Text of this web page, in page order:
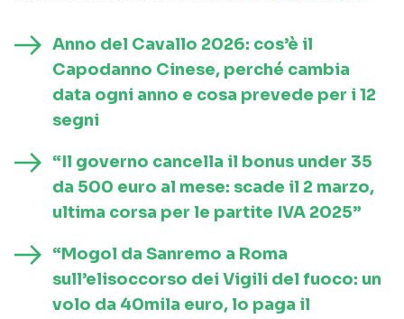
Anno del Cavallo 2026: cos’è il
Capodanno Cinese, perché cambia
data ogni anno e cosa prevede per i 12
segni
“Il governo cancella il bonus under 35
da 500 euro al mese: scade il 2 marzo,
ultima corsa per le partite IVA 2025”
“Mogol da Sanremo a Roma
sull’elisoccorso dei Vigili del fuoco: un
volo da 40mila euro, lo paga il